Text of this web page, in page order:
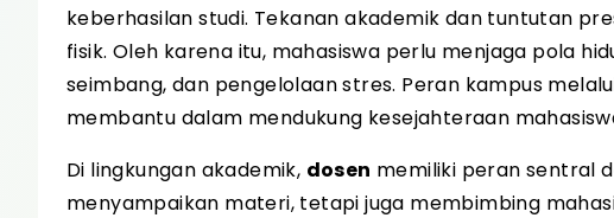
keberhasilan studi. Tekanan akademik dan tuntutan
fisik. Oleh karena itu, mahasiswa perlu menjaga pola
seimbang, dan pengelolaan stres. Peran kampus
membantu dalam mendukung kesejahteraan
Di lingkungan akademik, dosen memiliki peran sentral
menyampaikan materi, tetapi juga membimbing